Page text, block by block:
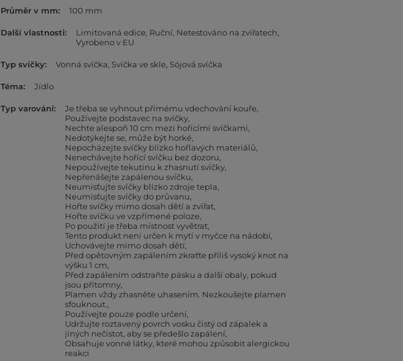
Průměr v mm 100 mm
Další vlastnosti Limitovaná edice Ruční Netestováno na zvířatech
Vyrobeno v EU
Typ svíčky Vonná svíčka Svíčka ve skle Sójová svíčka
Téma Jídlo
Typ varování
Je třeba se vyhnout přímému vdechování kouře
Používejte podstavec na svíčky
Nechte alespoň 10 cm mezi hořícími svíčkami
Nedotýkejte se, může být horké
Nepocházejte svíčky blízko hořlavých materiálů
Nenechávejte hořící svíčku bez dozoru
Nepoužívejte tekutinu k zhasnutí svíčky
Nepřenášejte zapálenou svíčku
Neumisťujte svíčky blízko zdroje tepla
Neumisťujte svíčky do průvanu
Hořte svíčky mimo dosah dětí a zvířat
Hořte svíčku ve vzpřímené poloze
Po použití je třeba místnost vyvětrat
Tento produkt není určen k mytí v myčce na nádobí
Uchovávejte mimo dosah dětí
Před opětovným zapálením zkraťte příliš vysoký knot na
výšku 1 cm
Před zapálením odstraňte pásku a další obaly, pokud
jsou přítomny
Plamen vždy zhasněte uhasením. Nezkoušejte plamen
sfouknout.
Používejte pouze podle určení
Udržujte roztavený povrch vosku čistý od zápalek a
jiných nečistot, aby se předešlo zapálení
Obsahuje vonné látky, které mohou způsobit alergickou
reakci